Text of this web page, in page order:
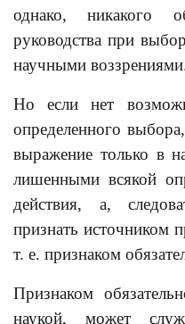
однако, никакого
руководства при
научными
Но если нет
определенного
выражение только в
лишенными всякой
действия, а,
признать источником
т. е. признаком
Признаком
наукой, может